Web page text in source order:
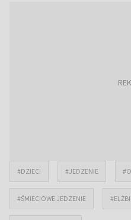
#DZIECI #JEDZENIE
#ŚMIECIOWE JEDZENIE